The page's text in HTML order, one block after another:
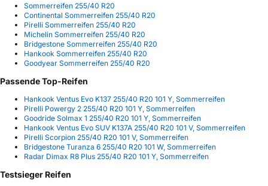
Sommerreifen 255/40 R20
Continental Sommerreifen 255/40 R20
Pirelli Sommerreifen 255/40 R20
Michelin Sommerreifen 255/40 R20
Bridgestone Sommerreifen 255/40 R20
Hankook Sommerreifen 255/40 R20
Goodyear Sommerreifen 255/40 R20
Passende Top-Reifen
Hankook Ventus Evo K137 255/40 R20 101 Y, Sommerreifen
Pirelli Powergy 2 255/40 R20 101 Y, Sommerreifen
Goodride Solmax 1 255/40 R20 101 Y, Sommerreifen
Hankook Ventus Evo SUV K137A 255/40 R20 101 V, Sommerreifen
Pirelli Scorpion 255/40 R20 101 V, Sommerreifen
Bridgestone Turanza 6 255/40 R20 101 W, Sommerreifen
Radar Dimax R8 Plus 255/40 R20 101 Y, Sommerreifen
Testsieger Reifen